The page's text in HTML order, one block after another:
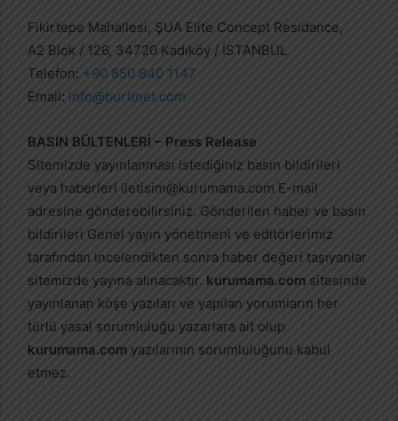
Fikirtepe Mahallesi, ŞUA Elite Concept Residance,
A2 Blok / 126, 34720 Kadıköy / İSTANBUL
Telefon: +90 850 840 1147
Email: info@burtinet.com
BASIN BÜLTENLERİ – Press Release
Sitemizde yayınlanması istediğiniz basın bildirileri
veya haberleri iletisim@kurumama.com E-mail
adresine gönderebilirsiniz. Gönderilen haber ve basın
bildirileri Genel yayın yönetmeni ve editörlerimiz
tarafından incelendikten sonra haber değeri taşıyanlar
sitemizde yayına alınacaktır. kurumama.com sitesinde
yayınlanan köşe yazıları ve yapılan yorumların her
türlü yasal sorumluluğu yazarlara ait olup
kurumama.com yazılarının sorumluluğunu kabul
etmez.